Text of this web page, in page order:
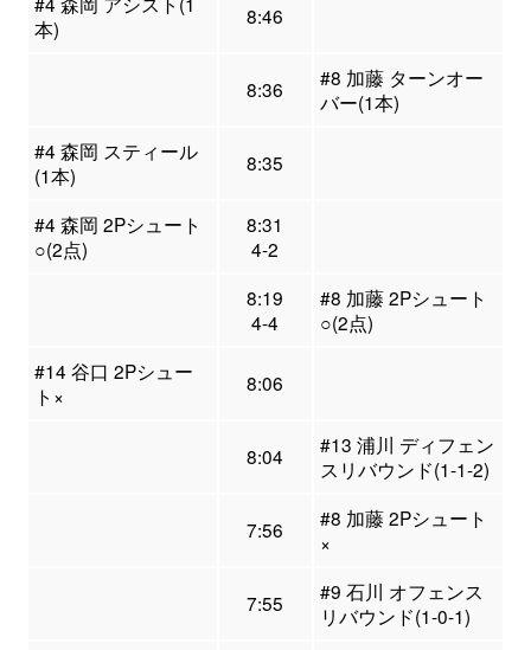
本)
8:46
8:36
#8 加藤 ターンオー
バー(1本)
#4 森岡 スティール
(1本)
8:35
#4 森岡 2Pシュート
○(2点)
8:31
4-2
8:19
4-4
#8 加藤 2Pシュート
○(2点)
#14 谷口 2Pシュー
ト×
8:06
8:04
#13 浦川 ディフェン
スリバウンド(1-1-2)
7:56
#8 加藤 2Pシュート
×
7:55
#9 石川 オフェンス
リバウンド(1-0-1)